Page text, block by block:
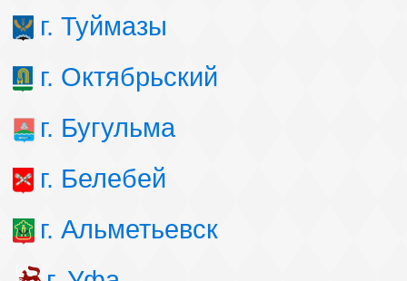
г. Туймазы
г. Октябрьский
г. Бугульма
г. Белебей
г. Альметьевск